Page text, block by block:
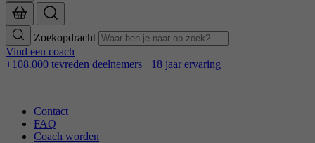
Zoekopdracht
Vind een coach
+108.000 tevreden deelnemers +18 jaar ervaring
Contact
FAQ
Coach worden